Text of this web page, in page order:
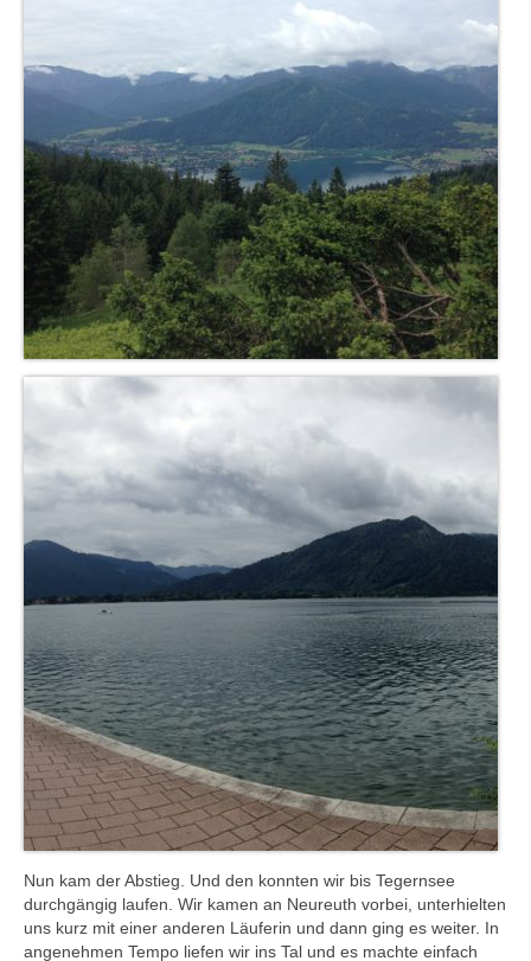
Nun kam der Abstieg. Und den konnten wir bis Tegernsee
durchgängig laufen. Wir kamen an Neureuth vorbei, unterhielten
uns kurz mit einer anderen Läuferin und dann ging es weiter. In
angenehmen Tempo liefen wir ins Tal und es machte einfach